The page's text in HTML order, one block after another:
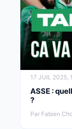
17 JUIL 2025,
ASSE :
?
Par Fabien